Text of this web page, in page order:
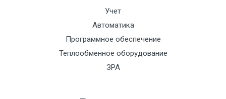
Учет
Автоматика
Программное обеспечение
Теплообменное оборудование
ЗРА